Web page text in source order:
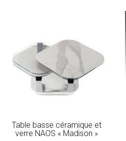
Table basse céramique et
verre NAOS « Madison »